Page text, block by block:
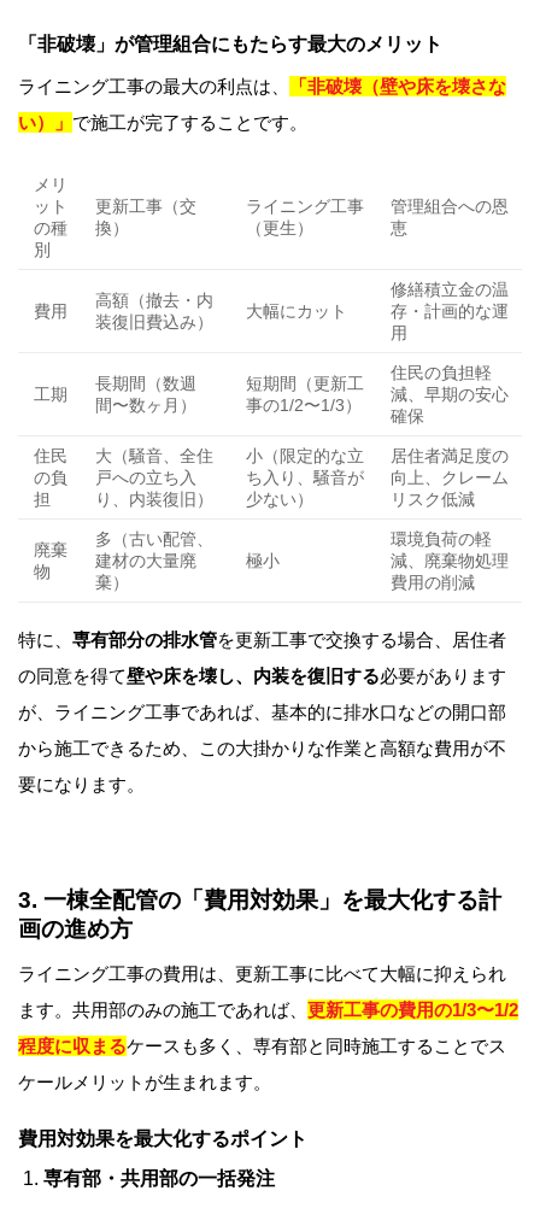
「非破壊」が管理組合にもたらす最大のメリット
ライニング工事の最大の利点は、
「非破壊（壁や床を壊さな
い）」 で施工が完了することです。
メリ
ット
の種
別
更新工事（交
換）
ライニング工事
（更生）
管理組合への恩
恵
費用
高額（撤去・内
装復旧費込み）
大幅にカット
修繕積立金の温
存・計画的な運
用
工期
長期間（数週
間〜数ヶ月）
短期間（更新工
事の1/2〜1/3）
住民の負担軽
減、早期の安心
確保
住民
の負
担
大（騒音、全住
戸への立ち入
り、内装復旧）
小（限定的な立
ち入り、騒音が
少ない）
居住者満足度の
向上、クレーム
リスク低減
廃棄
物
多（古い配管、
建材の大量廃
棄）
極小
環境負荷の軽
減、廃棄物処理
費用の削減
特に、 専有部分の排水管を更新工事で交換する場合、居住者
の同意を得て壁や床を壊し、内装を復旧する必要があります
が、ライニング工事であれば、基本的に排水口などの開口部
から施工できるため、この大掛かりな作業と高額な費用が不
要になります。
3. 一棟全配管の「費用対効果」を最大化する計
画の進め方
ライニング工事の費用は、更新工事に比べて大幅に抑えられ
ます。共用部のみの施工であれば、 更新工事の費用の1/3〜1/2
程度に収まるケースも多く、専有部と同時施工することでス
ケールメリットが生まれます。
費用対効果を最大化するポイント
専有部・共用部の一括発注